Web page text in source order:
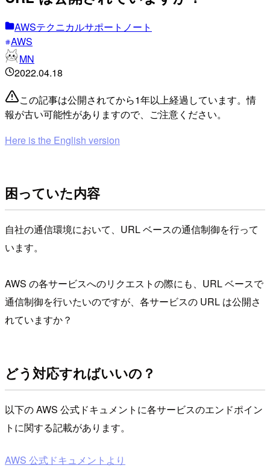
AWSテクニカルサポートノート
AWS
MN
2022.04.18
この記事は公開されてから1年以上経過しています。情
報が古い可能性がありますので、ご注意ください。
Here is the English version
困っていた内容
自社の通信環境において、URL ベースの通信制御を行って
います。
AWS の各サービスへのリクエストの際にも、URL ベースで
通信制御を行いたいのですが、各サービスの URL は公開さ
れていますか？
どう対応すればいいの？
以下の AWS 公式ドキュメントに各サービスのエンドポイン
トに関する記載があります。
AWS 公式ドキュメントより